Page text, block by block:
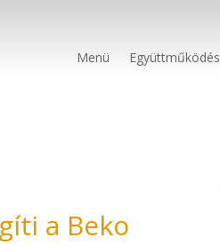
Menü Együttműködés
a Beko